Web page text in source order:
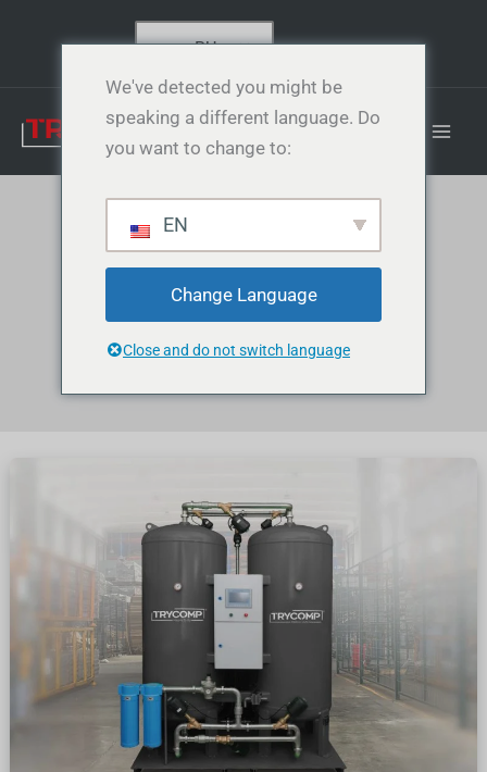
RU
Генератор азота
Главная
Компрессоры
Генератор азота
h
p
We've detected you might be
speaking a different language. Do
you want to change to:
EN
Change Language
Close and do not switch language